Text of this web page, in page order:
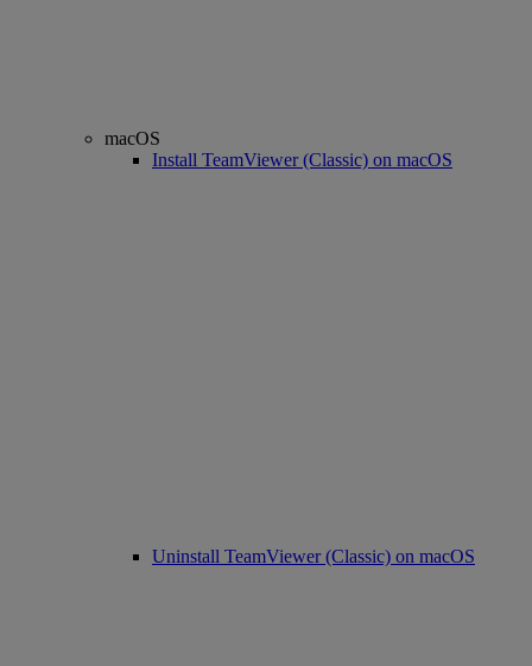
macOS
Install TeamViewer (Classic) on macOS
Uninstall TeamViewer (Classic) on macOS